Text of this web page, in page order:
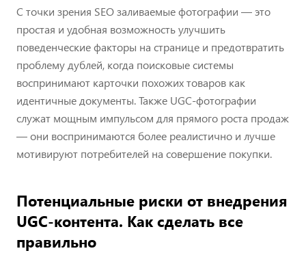
С точки зрения SEO заливаемые фотографии — это
простая и удобная возможность улучшить
поведенческие факторы на странице и предотвратить
проблему дублей, когда поисковые системы
воспринимают карточки похожих товаров как
идентичные документы. Также UGC-фотографии
служат мощным импульсом для прямого роста продаж
— они воспринимаются более реалистично и лучше
мотивируют потребителей на совершение покупки.
Потенциальные риски от внедрения
UGC-контента. Как сделать все
правильно